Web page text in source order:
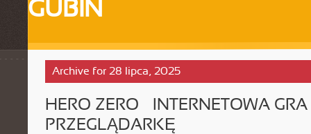
GUBIN
Archive for 28 lipca, 2025
HERO ZERO – INTERNETOWA
PRZEGLĄDARKĘ